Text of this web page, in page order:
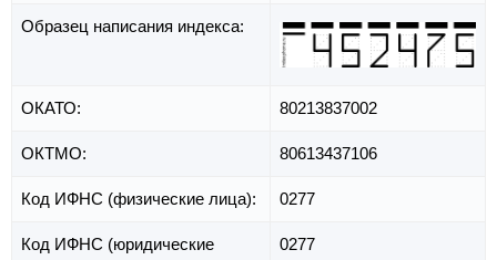
Образец написания индекса:
ОКАТО: 80213837002
ОКТМО: 80613437106
Код ИФНС (физические лица): 0277
Код ИФНС (юридические
0277